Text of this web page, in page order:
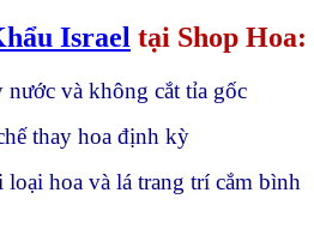
Israel tại Shop Hoa:
và không cắt tỉa gốc
thay hoa định kỳ
hoa và lá trang trí cắm bình